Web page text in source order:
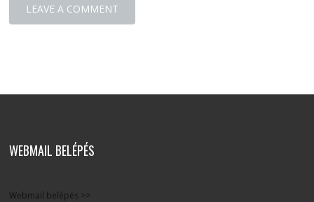
WEBMAIL BELÉPÉS
Webmail belépés >>